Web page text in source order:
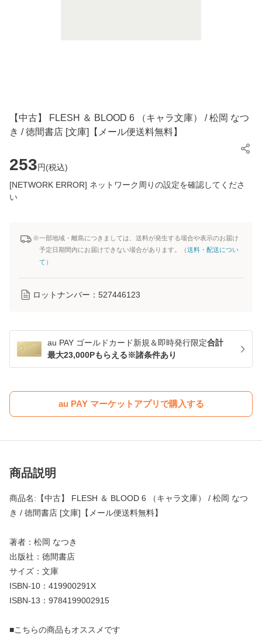
【中古】 FLESH ＆ BLOOD 6 （キャラ文庫） / 松岡 なつ
き / 徳間書店 [文庫]【メール便送料無料】
253円(税込)
[NETWORK ERROR] ネットワーク周りの設定を確認してくださ
い
※一部地域・離島につきましては、送料が発生する場合や表示のお届け
予定日期間内にお届けできない場合があります。（送料・配送につい
て ）
ロットナンバー： 527446123
au PAY ゴールドカード新規＆即時発行限定合計
最大23,000Pもらえる※諸条件あり
au PAY マーケットアプリで購入する
商品説明
商品名:【中古】 FLESH ＆ BLOOD 6 （キャラ文庫） / 松岡 なつ
き / 徳間書店 [文庫]【メール便送料無料】
著者：松岡 なつき
出版社：徳間書店
サイズ：文庫
ISBN-10：419900291X
ISBN-13：9784199002915
■こちらの商品もオススメです